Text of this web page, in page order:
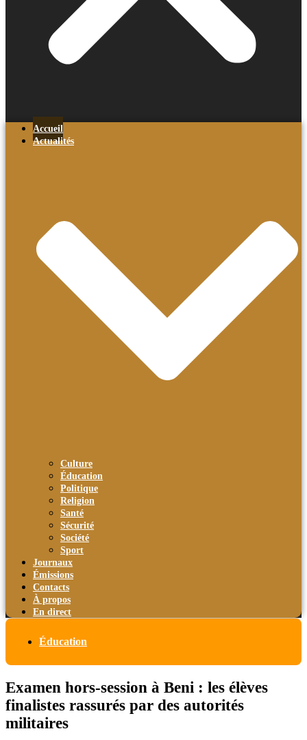
Accueil
Actualités
Culture
Éducation
Politique
Religion
Santé
Sécurité
Société
Sport
Journaux
Émissions
Contacts
À propos
En direct
Éducation
Examen hors-session à Beni : les élèves
finalistes rassurés par des autorités
militaires